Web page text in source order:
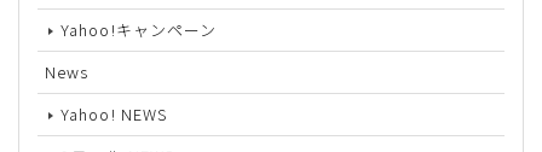
Yahoo!キャンペーン
News
Yahoo! NEWS